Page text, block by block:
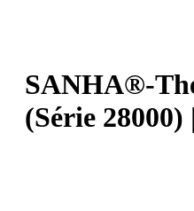
SANHA®-
(Série